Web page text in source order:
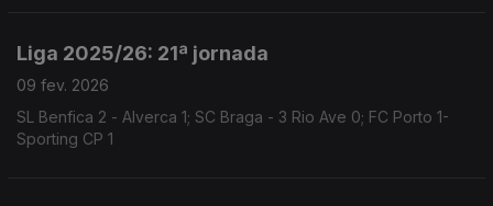
Liga 2025/26: 21ª jornada
09 fev. 2026
SL Benfica 2 - Alverca 1; SC Braga - 3 Rio Ave 0; FC Porto 1-
Sporting CP 1